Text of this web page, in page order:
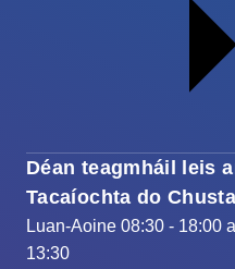
Déan teagmháil leis
Tacaíochta do
Luan-Aoine 08:30 - 18:00
13:30